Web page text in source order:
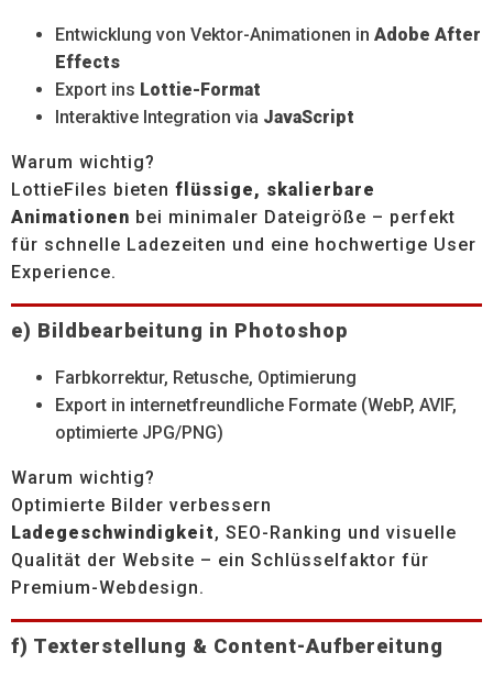
Entwicklung von Vektor-Animationen in Adobe After
Effects
Export ins Lottie-Format
Interaktive Integration via JavaScript
Warum wichtig?
LottieFiles bieten flüssige, skalierbare
Animationen bei minimaler Dateigröße – perfekt
für schnelle Ladezeiten und eine hochwertige User
Experience.
e) Bildbearbeitung in Photoshop
Farbkorrektur, Retusche, Optimierung
Export in internetfreundliche Formate (WebP, AVIF,
optimierte JPG/PNG)
Warum wichtig?
Optimierte Bilder verbessern
Ladegeschwindigkeit, SEO-Ranking und visuelle
Qualität der Website – ein Schlüsselfaktor für
Premium-Webdesign.
f) Texterstellung & Content-Aufbereitung